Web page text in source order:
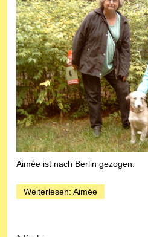
Aimée ist nach Berlin gezogen.
Weiterlesen: Aimée